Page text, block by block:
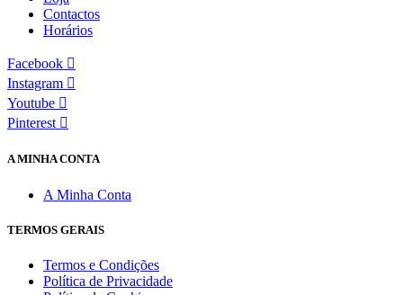
Contactos
Horários
Facebook
Instagram
Youtube
Pinterest
A MINHA CONTA
A Minha Conta
TERMOS GERAIS
Termos e Condições
Política de Privacidade